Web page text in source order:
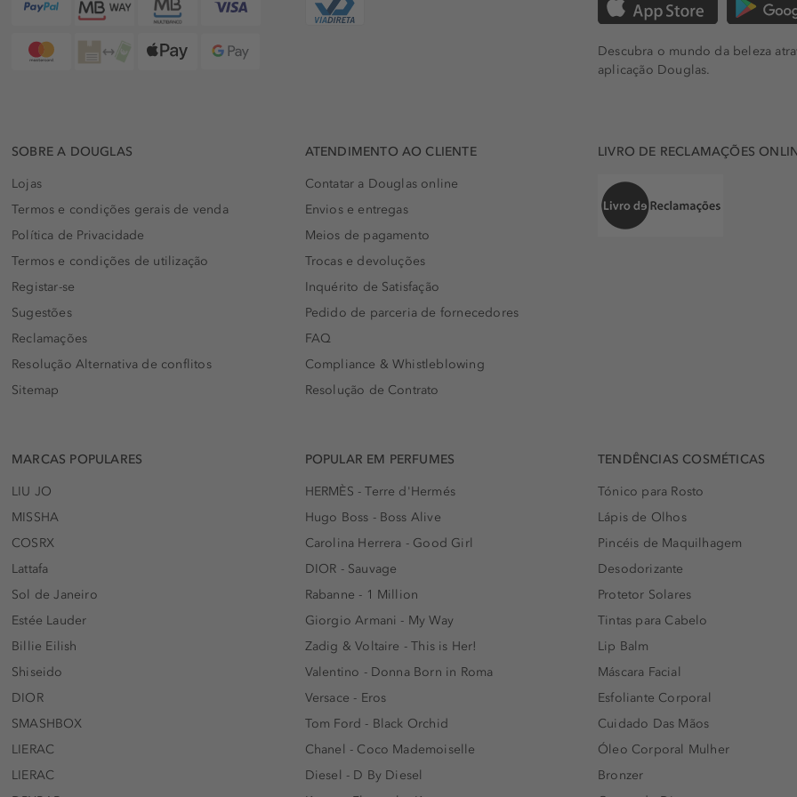
Descubra o mundo da beleza
aplicação Douglas.
SOBRE A DOUGLAS
Lojas
Termos e condições gerais de venda
Política de Privacidade
Termos e condições de utilização
Registar-se
Sugestões
Reclamações
Resolução Alternativa de conflitos
Sitemap
ATENDIMENTO AO CLIENTE
Contatar a Douglas online
Envios e entregas
Meios de pagamento
Trocas e devoluções
Inquérito de Satisfação
Pedido de parceria de fornecedores
FAQ
Compliance & Whistleblowing
Resolução de Contrato
LIVRO DE RECLAMAÇÕES
MARCAS POPULARES
LIU JO
MISSHA
COSRX
Lattafa
Sol de Janeiro
Estée Lauder
Billie Eilish
Shiseido
DIOR
SMASHBOX
LIERAC
LIERAC
POPULAR EM PERFUMES
HERMÈS - Terre d'Hermés
Hugo Boss - Boss Alive
Carolina Herrera - Good Girl
DIOR - Sauvage
Rabanne - 1 Million
Giorgio Armani - My Way
Zadig & Voltaire - This is Her!
Valentino - Donna Born in Roma
Versace - Eros
Tom Ford - Black Orchid
Chanel - Coco Mademoiselle
Diesel - D By Diesel
TENDÊNCIAS COSMÉTICAS
Tónico para Rosto
Lápis de Olhos
Pincéis de Maquilhagem
Desodorizante
Protetor Solares
Tintas para Cabelo
Lip Balm
Máscara Facial
Esfoliante Corporal
Cuidado Das Mãos
Óleo Corporal Mulher
Bronzer